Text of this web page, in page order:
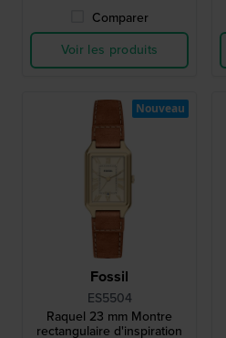
Comparer
Voir les produits
Fossil
ES5504
Raquel 23 mm Montre
rectangulaire d'inspiration
Nouveau